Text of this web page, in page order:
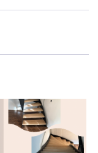
INSCRIPTION
REJOIGNEZ-